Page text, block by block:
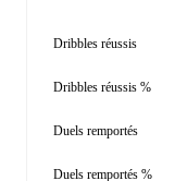
Dribbles réussis
Dribbles réussis %
Duels remportés
Duels remportés %